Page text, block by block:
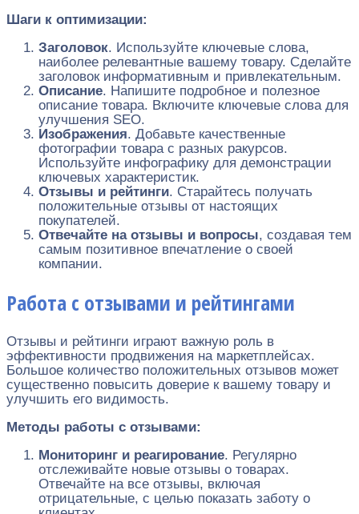
Шаги к оптимизации:
Заголовок. Используйте ключевые слова,
наиболее релевантные вашему товару. Сделайте
заголовок информативным и привлекательным.
Описание. Напишите подробное и полезное
описание товара. Включите ключевые слова для
улучшения SEO.
Изображения. Добавьте качественные
фотографии товара с разных ракурсов.
Используйте инфографику для демонстрации
ключевых характеристик.
Отзывы и рейтинги. Старайтесь получать
положительные отзывы от настоящих
покупателей.
Отвечайте на отзывы и вопросы, создавая тем
самым позитивное впечатление о своей
компании.
Работа с отзывами и рейтингами
Отзывы и рейтинги играют важную роль в
эффективности продвижения на маркетплейсах.
Большое количество положительных отзывов может
существенно повысить доверие к вашему товару и
улучшить его видимость.
Методы работы с отзывами:
Мониторинг и реагирование. Регулярно
отслеживайте новые отзывы о товарах.
Отвечайте на все отзывы, включая
отрицательные, с целью показать заботу о